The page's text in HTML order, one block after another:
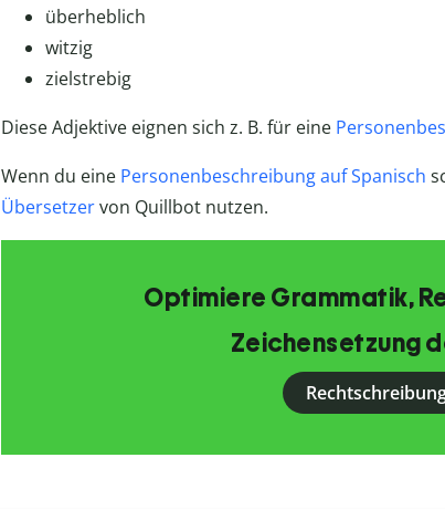
überheblich
witzig
zielstrebig
Diese Adjektive eignen sich z. B. für eine
Wenn du eine Personenbeschreibung auf Spanisch
Übersetzervon Quillbot nutzen.
Optimiere Grammatik,
Zeichensetzung